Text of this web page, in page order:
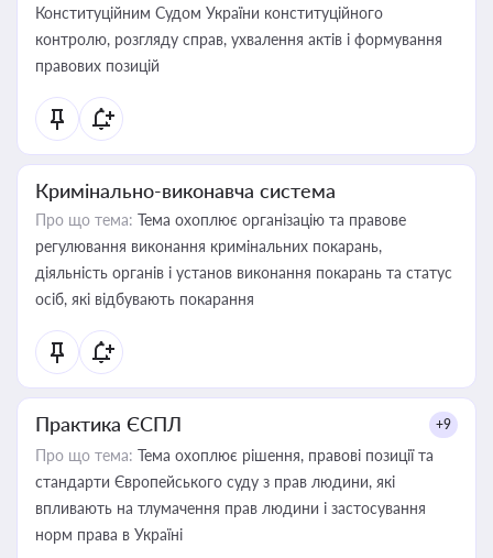
Конституційним Судом України конституційного
контролю, розгляду справ, ухвалення актів і формування
правових позицій
Кримінально-виконавча система
Про що тема: Тема охоплює організацію та правове
регулювання виконання кримінальних покарань,
діяльність органів і установ виконання покарань та статус
осіб, які відбувають покарання
Практика ЄСПЛ +9
Про що тема: Тема охоплює рішення, правові позиції та
стандарти Європейського суду з прав людини, які
впливають на тлумачення прав людини і застосування
норм права в Україні